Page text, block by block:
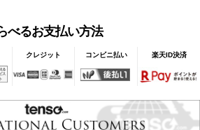
べるお支払い方法
クレジット コンビニ払い 楽天ID決済